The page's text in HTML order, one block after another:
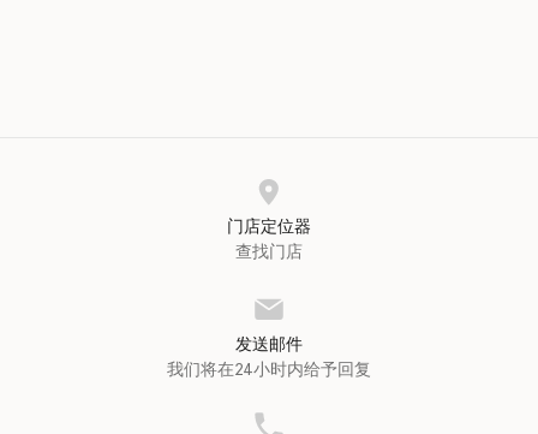
门店定位器
查找门店
发送邮件
我们将在24小时内给予回复